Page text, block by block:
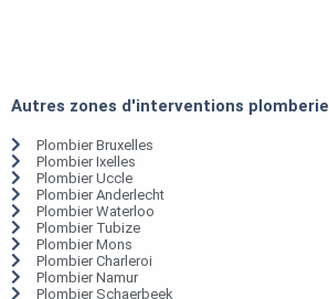
Autres zones d'interventions plomberie
Plombier Bruxelles
Plombier Ixelles
Plombier Uccle
Plombier Anderlecht
Plombier Waterloo
Plombier Tubize
Plombier Mons
Plombier Charleroi
Plombier Namur
Plombier Schaerbeek